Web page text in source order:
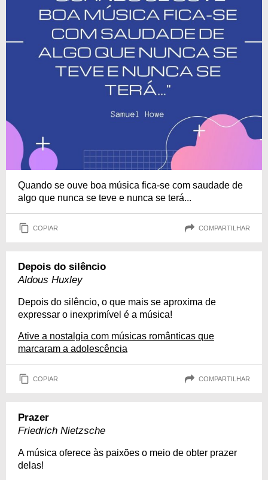
Quando se ouve boa música fica-se com saudade de
algo que nunca se teve e nunca se terá...
COPIAR COMPARTILHAR
Depois do silêncio
Aldous Huxley
Depois do silêncio, o que mais se aproxima de
expressar o inexprimível é a música!
Ative a nostalgia com músicas românticas que
marcaram a adolescência
COPIAR COMPARTILHAR
Prazer
Friedrich Nietzsche
A música oferece às paixões o meio de obter prazer
delas!